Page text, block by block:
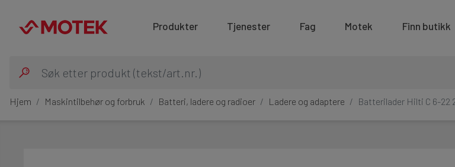
Produkter Tjenester Fag Motek Finn butikk
Hjem Maskintilbehør og forbruk Batteri, ladere og radioer Ladere og adaptere Batterilader Hilti C 6-22